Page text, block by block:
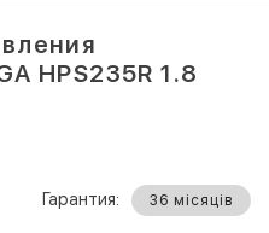
HPS235R 1.8
Гарантия: 36 місяців